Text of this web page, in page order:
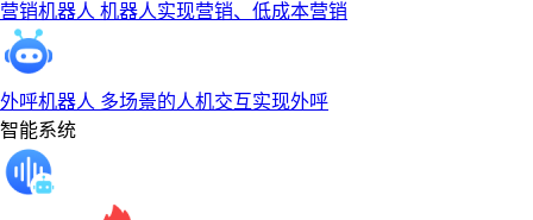
营销机器人 机器人实现营销、低成本营销
外呼机器人 多场景的人机交互实现外呼
智能系统